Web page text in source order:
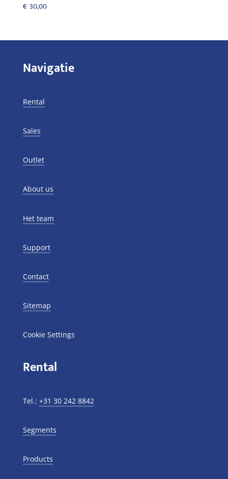
€ 30,00
Navigatie
Rental
Sales
Outlet
About us
Het team
Support
Contact
Sitemap
Cookie Settings
Rental
Tel.: +31 30 242 8842
Segments
Products